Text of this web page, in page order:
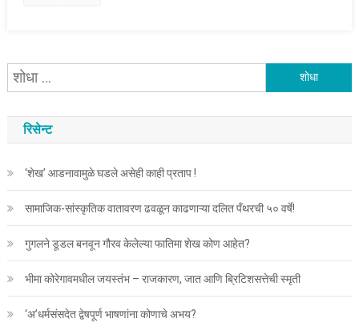
रिसेन्ट
‘शेख’ आडनावामुळे घडले असेही काही प्रताप !
सामाजिक-सांस्कृतिक वातावरण ढवळून काढणाऱ्या दलित पँथरची ५० वर्षे!
गुगलने डूडल बनवून गौरव केलेल्या फातिमा शेख कोण आहेत?
भीमा कोरेगावमधील जयस्तंभ – राजकारण, जात आणि ब्रिटिशसत्तेची स्मृती
‘अ’धर्मसंसदेत द्वेषपूर्ण भाषणांना कोणाचे अभय?